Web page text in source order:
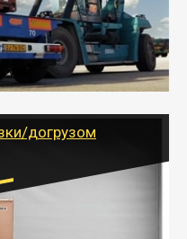
для больших
в коробки, мешки,
отдаленные места
услуги по
и юридических лиц
догрузом
Еврофура от 5 до